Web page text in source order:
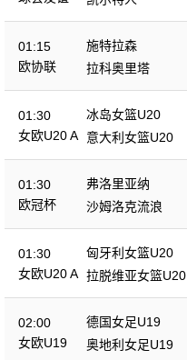
01:15
欧协联
施特拉森
拉科奥里塔
01:30
女欧U20 A
冰岛女篮U20
意大利女篮U20
01:30
欧冠杯
弗洛里亚纳
沙姆洛克流浪
01:30
女欧U20 A
匈牙利女篮U20
拉脱维亚女篮U20
02:00
女欧U19
德国女足U19
奥地利女足U19